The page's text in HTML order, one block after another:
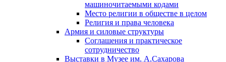
машиночитаемыми кодами
Место религии в обществе в целом
Религия и права человека
Армия и силовые структуры
Соглашения и практическое
сотрудничество
Выставки в Музее им. А.Сахарова